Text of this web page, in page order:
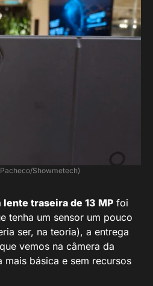
Showmetech)
lente traseira de 13 MP foi
tenha um sensor um pouco
ser, na teoria), a entrega
vemos na câmera da
mais básica e sem recursos